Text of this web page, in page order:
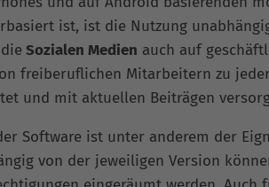
ist, ist die Nutzung
Sozialen Medien auch auf
freiberuflichen Mitarbeitern zu
und mit aktuellen Beiträgen
Software ist unter anderem der
von der jeweiligen Version